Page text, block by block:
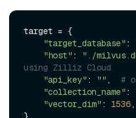
target = {
"target_database" :
"host" : "./
using Zilliz Cloud
"api_key" : "" , #
"collection_name" :
"vector_dim" : 1536